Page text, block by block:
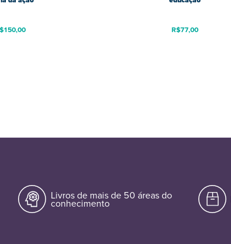
150,00 R$77,00
Livros de mais de 50 áreas do
conhecimento